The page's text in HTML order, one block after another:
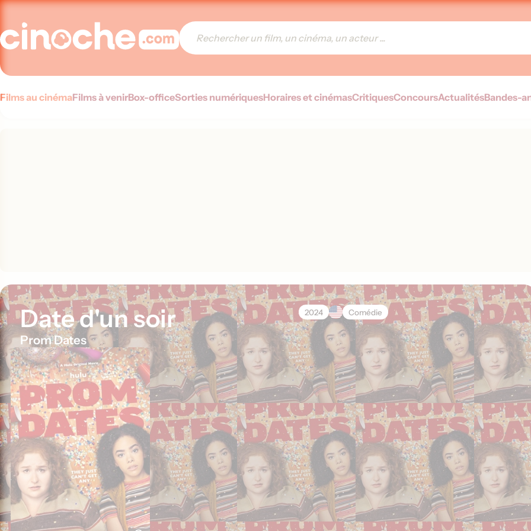
Films au cinémaFilms à venirBox-officeSorties numériquesHoraires et cinémasCritiquesConcoursActualitésBandes-
Date d'un soir
Prom Dates
2024 Comédie